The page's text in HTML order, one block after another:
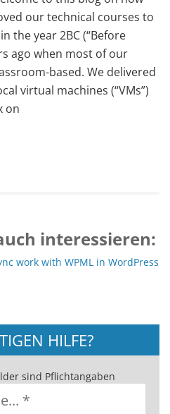
our technical courses to
the year 2BC (“Before
ago when most of our
based. We delivered
virtual machines (“VMs”)
on
interessieren:
work with WPML in WordPress
HILFE?
sind Pflichtangaben